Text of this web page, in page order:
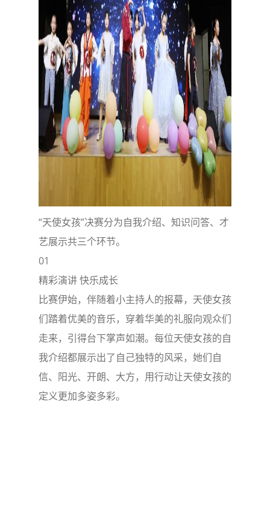
“天使女孩”决赛分为自我介绍、知识问答、才
艺展示共三个环节。
01
精彩演讲 快乐成长
比赛伊始，伴随着小主持人的报幕，天使女孩
们踏着优美的音乐，穿着华美的礼服向观众们
走来，引得台下掌声如潮。每位天使女孩的自
我介绍都展示出了自己独特的风采，她们自
信、阳光、开朗、大方，用行动让天使女孩的
定义更加多姿多彩。